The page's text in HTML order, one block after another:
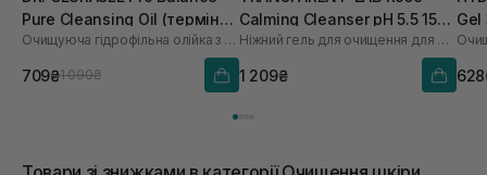
Pure Cleansing Oil (термін
до 01.27р.) 155 мл
Очищуюча гідрофільна олійка з пробіотиками
709₴1 090₴
Calming Cleanser pH 5.5 150
мл
Ніжний гель для очищення для обличчя
1 209₴
Gel